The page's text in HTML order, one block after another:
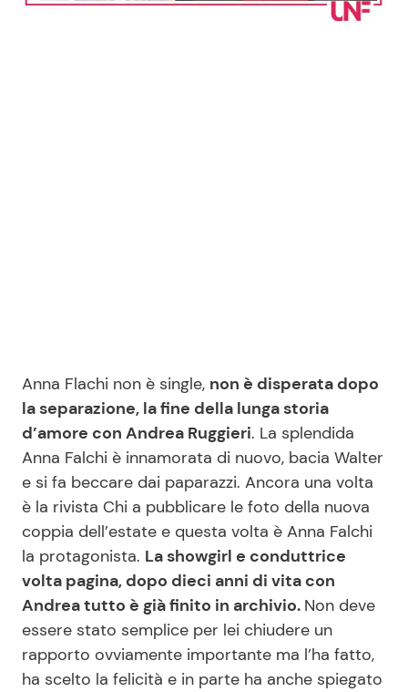
Consigli di Cucina
Seguici
Chi siamo
Disclaimer e Privacy
Redazione
Contattaci
Anna Flachi non è single, non è disperata dopo
la separazione, la fine della lunga storia
d’amore con Andrea Ruggieri. La splendida
Anna Falchi è innamorata di nuovo, bacia Walter
e si fa beccare dai paparazzi. Ancora una volta
è la rivista Chi a pubblicare le foto della nuova
coppia dell’estate e questa volta è Anna Falchi
la protagonista. La showgirl e conduttrice
volta pagina, dopo dieci anni di vita con
Andrea tutto è già finito in archivio. Non deve
essere stato semplice per lei chiudere un
rapporto ovviamente importante ma l’ha fatto,
ha scelto la felicità e in parte ha anche spiegato